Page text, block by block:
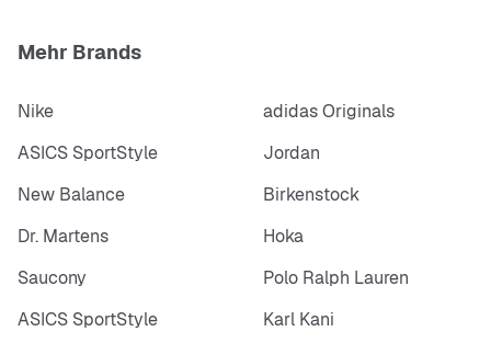
Mehr Brands
Nike
adidas Originals
ASICS SportStyle
Jordan
New Balance
Birkenstock
Dr. Martens
Hoka
Saucony
Polo Ralph Lauren
ASICS SportStyle
Karl Kani